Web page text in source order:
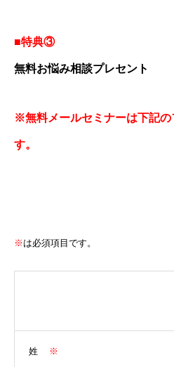
■特典③
無料お悩み相談プレセント
※無料メールセミナーは下記の
す。
※ は必須項目です。
姓 ※